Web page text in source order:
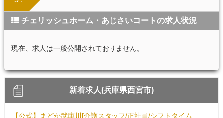
チェリッシュホーム・あじさいコートの求人状況
現在、求人は一般公開されておりません。
新着求人(兵庫県西宮市)
【公式】まどか武庫川[介護スタッフ/正社員/シフトタイム